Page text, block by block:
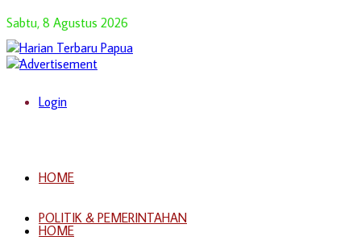
Sabtu, 8 Agustus 2026
Login
HOME
POLITIK & PEMERINTAHAN
HOME